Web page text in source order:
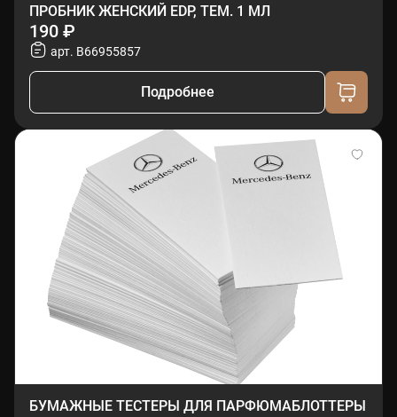
ПРОБНИК ЖЕНСКИЙ EDP, ТЕМ. 1 МЛ
190 ₽
арт. B66955857
Подробнее
БУМАЖНЫЕ ТЕСТЕРЫ ДЛЯ ПАРФЮМАБЛОТТЕРЫ